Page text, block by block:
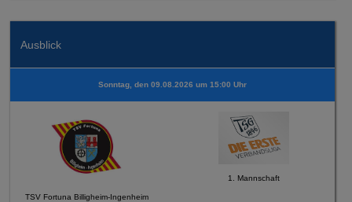
Ausblick
Sonntag, den 09.08.2026 um 15:00 Uhr
TSV Fortuna Billigheim-Ingenheim
1. Mannschaft